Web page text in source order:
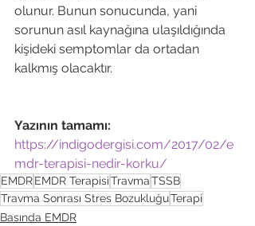
olunur. Bunun sonucunda, yani
sorunun asıl kaynağına ulaşıldığında
kişideki semptomlar da ortadan
kalkmış olacaktır.
Yazının tamamı:
https://indigodergisi.com/2017/02/e
mdr-terapisi-nedir-korku/
EMDREMDR TerapisiTravmaTSSB
Travma Sonrası Stres BozukluğuTerapi
Basında EMDR